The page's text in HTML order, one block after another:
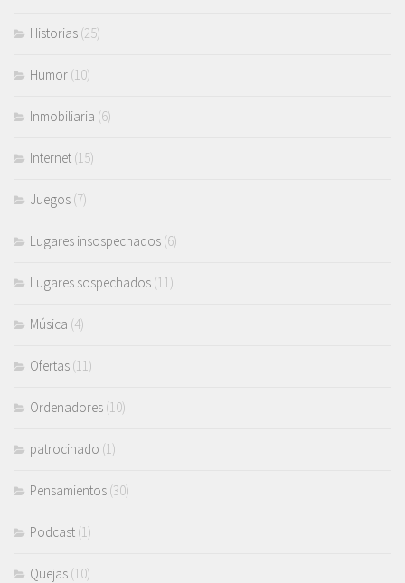
Historias (25)
Humor (10)
Inmobiliaria (6)
Internet (15)
Juegos (7)
Lugares insospechados (6)
Lugares sospechados (11)
Música (4)
Ofertas (11)
Ordenadores (10)
patrocinado (1)
Pensamientos (30)
Podcast (1)
Quejas (10)